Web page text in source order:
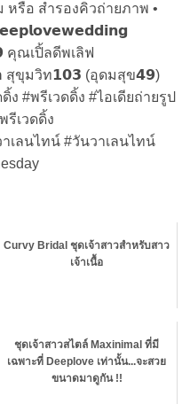
หรือ สำรองคิวถ่ายภาพ •
คุณเปิ้ลดีพเลิฟ
ขุมวิท𝟭𝟬𝟯 (อุดมสุข𝟰𝟵)
ง #พรีเวดดิ้ง #ไอเดียถ่ายรูป
รีเวดดิ้ง
าเลนไทน์ #วันวาเลนไทน์
Curvy Bridal ชุดเจ้าสาวสำหรับสาว
เจ้าเนื้อ
ชุดเจ้าสาวสไตล์ Maxinimal ที่มี
เฉพาะที่ Deeplove เท่านั้น...จะสวย
ขนาดมาดูกัน !!